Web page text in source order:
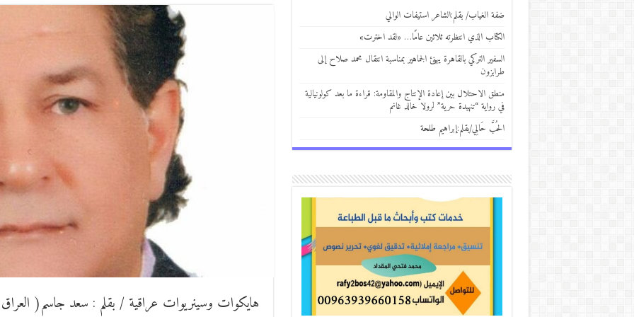
هايكوات وسينريوات عراقية / بقلم : سعد جاسم(
ضفة الغياب/ بقلم:الشاعر استيفات الوالي
الكتاب الذي انتظرته ثلاثين عامًا… «لقد اخترت»
السفير التركي بالقاهرة يهنئ الجماهير بمناسبة انتقال محمد صلاح إلى
طرابزون
منطق الاحتلال بين إعادة الإنتاج والمقاومة: قراءة ما بعد كولونيالية
في رواية “تنهيدة حرية” لرولا خالد غانم
الحُبَّ حَالِي/بقلم:إبراهيم طلحة